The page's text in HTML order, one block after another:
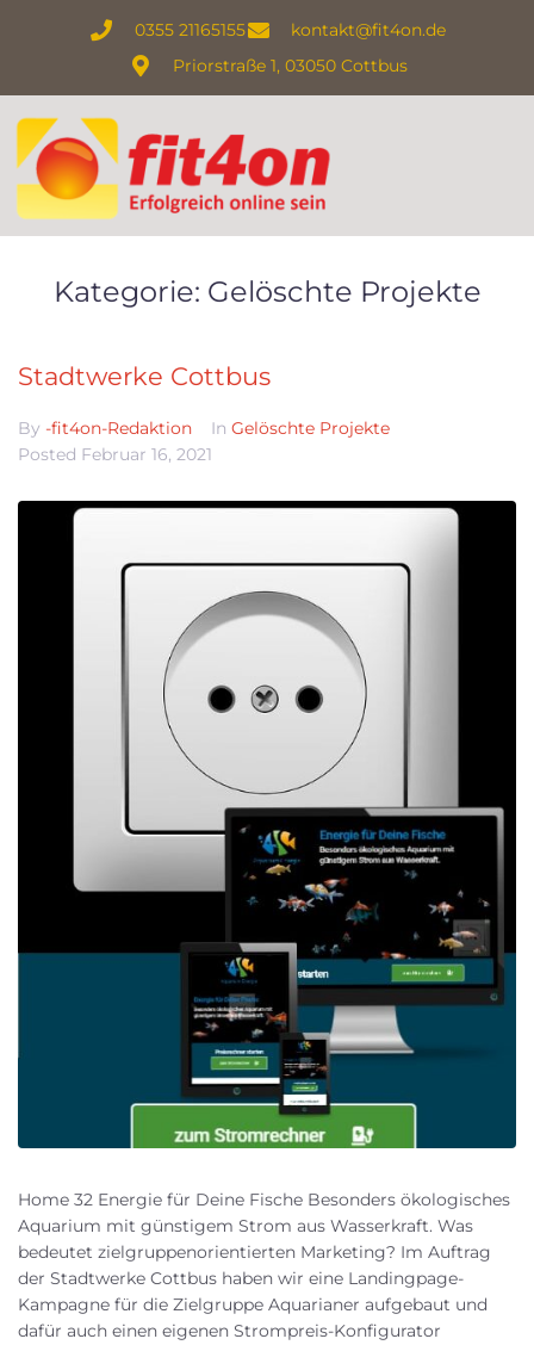
0355 21165155
kontakt@fit4on.de
Priorstraße 1, 03050 Cottbus
Kategorie: Gelöschte Projekte
Stadtwerke Cottbus
By -fit4on-Redaktion In Gelöschte Projekte
Posted Februar 16, 2021
Home 32 Energie für Deine Fische Besonders ökologisches
Aquarium mit günstigem Strom aus Wasserkraft. Was
bedeutet zielgruppenorientierten Marketing? Im Auftrag
der Stadtwerke Cottbus haben wir eine Landingpage-
Kampagne für die Zielgruppe Aquarianer aufgebaut und
dafür auch einen eigenen Strompreis-Konfigurator